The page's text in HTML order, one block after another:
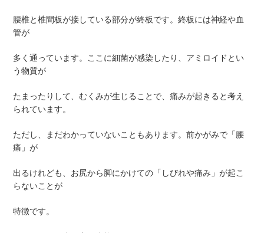
腰椎と椎間板が接している部分が終板です。終板には神経や血
管が
多く通っています。ここに細菌が感染したり、アミロイドとい
う物質が
たまったりして、むくみが生じることで、痛みが起きると考え
られています。
ただし、まだわかっていないこともあります。前かがみで「腰
痛」が
出るけれども、お尻から脚にかけての「しびれや痛み」が起こ
らないことが
特徴です。